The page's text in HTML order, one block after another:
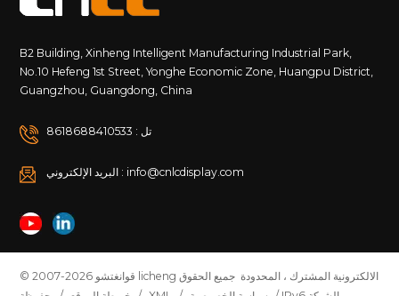
والتحليل السلوكي والتقنيات الأخرى، لتوفير خدمات وتسويق أكثر
https://www.cnlcdisplay.com/&nbsp;&nbsp;باختصار،
تتمتع آلة الإعلان عن اللافتات الرقمية بتأثير بصري جيد، ويمكن أن
تحقق المزيد من الأرباح والفوائد للشركات، مع خصائص ذكية
B2 Building, Xinheng Intelligent Manufacturing Industrial Park,
No.10 Hefeng 1st Street, Yonghe Economic Zone, Huangpu District,
Guangzhou, Guangdong, China
تل : 8618688410533
البريد الإلكتروني : info@cnlcdisplay.com
© 2007-2026 قوانغتشو licheng الالكترونية المشترك ، المحدودة جميع الحقوق